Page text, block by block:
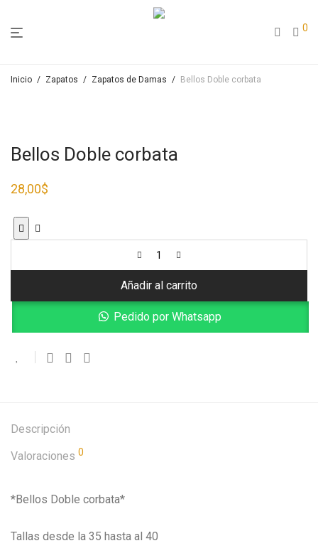
0
Inicio / Zapatos / Zapatos de Damas / Bellos Doble corbata
Bellos Doble corbata
28,00$
Añadir al carrito
Pedido por Whatsapp
Descripción
Valoraciones 0
*Bellos Doble corbata*
Tallas desde la 35 hasta al 40